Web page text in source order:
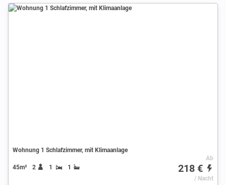
Wohnung 1 Schlafzimmer, mit Klimaanlage
45m² 2 1 1
Ab
218 €
/ Nacht